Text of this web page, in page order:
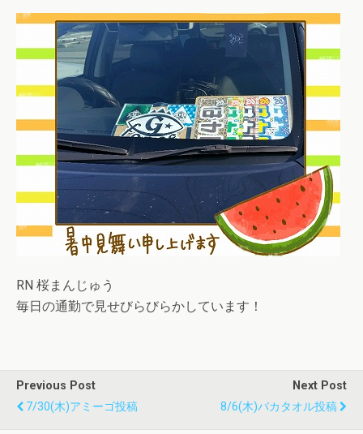
RN 桜まんじゅう
毎日の通勤で見せびらびらかしています！
Previous Post
7/30(木)アミーゴ投稿
Next Post
8/6(木)バカタオル投稿